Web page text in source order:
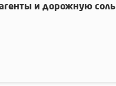
и дорожную соль